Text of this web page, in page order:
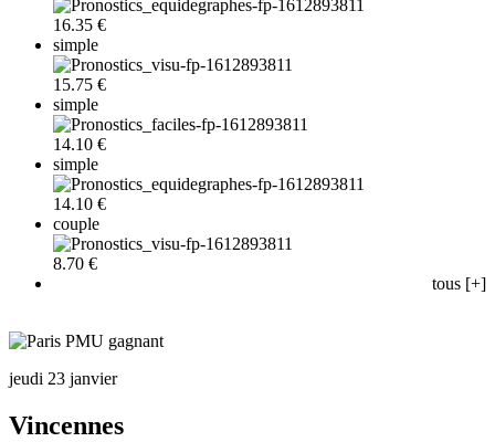
16.35 €
simple
15.75 €
simple
14.10 €
simple
14.10 €
couple
8.70 €
tous [+]
jeudi 23 janvier
Vincennes